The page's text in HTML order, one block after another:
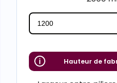
Hauteur de